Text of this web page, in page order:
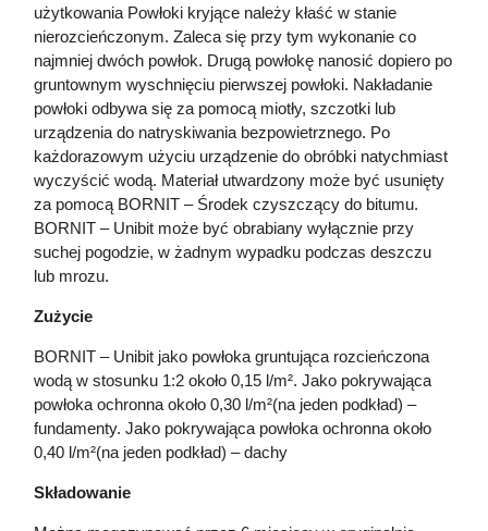
użytkowania Powłoki kryjące należy kłaść w stanie
nierozcieńczonym. Zaleca się przy tym wykonanie co
najmniej dwóch powłok. Drugą powłokę nanosić dopiero po
gruntownym wyschnięciu pierwszej powłoki. Nakładanie
powłoki odbywa się za pomocą miotły, szczotki lub
urządzenia do natryskiwania bezpowietrznego. Po
każdorazowym użyciu urządzenie do obróbki natychmiast
wyczyścić wodą. Materiał utwardzony może być usunięty
za pomocą BORNIT – Środek czyszczący do bitumu.
BORNIT – Unibit może być obrabiany wyłącznie przy
suchej pogodzie, w żadnym wypadku podczas deszczu
lub mrozu.
Zużycie
BORNIT – Unibit jako powłoka gruntująca rozcieńczona
wodą w stosunku 1:2 około 0,15 l/m². Jako pokrywająca
powłoka ochronna około 0,30 l/m²(na jeden podkład) –
fundamenty. Jako pokrywająca powłoka ochronna około
0,40 l/m²(na jeden podkład) – dachy
Składowanie